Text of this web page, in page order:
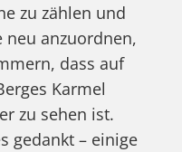
zu zählen und
neu anzuordnen,
dass auf
Karmel
zu sehen ist.
gedankt – einige